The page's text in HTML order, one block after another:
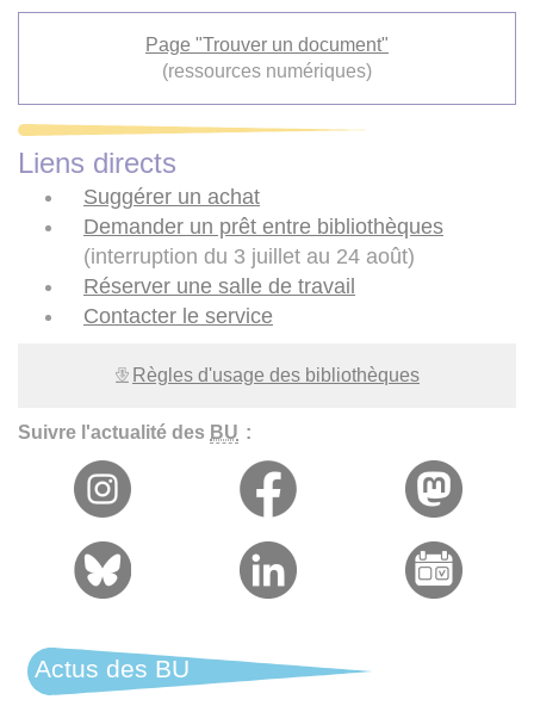
Page "Trouver un document"
(ressources numériques)
Liens directs
Suggérer un achat
Demander un prêt entre bibliothèques
(interruption du 3 juillet au 24 août)
Réserver une salle de travail
Contacter le service
Règles d'usage des bibliothèques
Suivre l'actualité des BU :
Actus des BU